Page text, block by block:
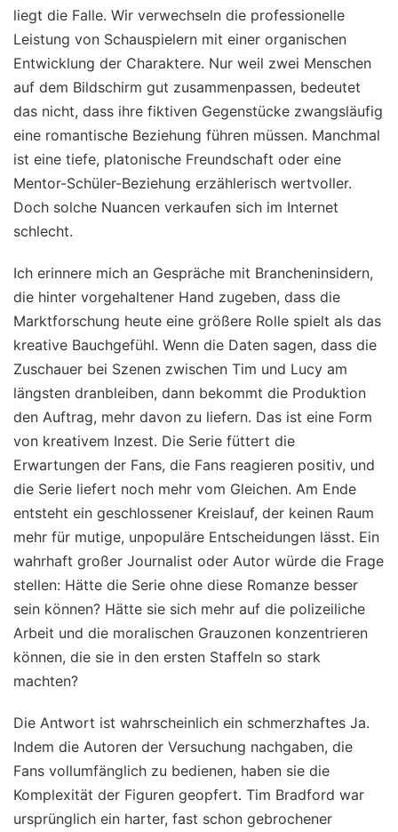
liegt die Falle. Wir verwechseln die professionelle
Leistung von Schauspielern mit einer organischen
Entwicklung der Charaktere. Nur weil zwei Menschen
auf dem Bildschirm gut zusammenpassen, bedeutet
das nicht, dass ihre fiktiven Gegenstücke zwangsläufig
eine romantische Beziehung führen müssen. Manchmal
ist eine tiefe, platonische Freundschaft oder eine
Mentor-Schüler-Beziehung erzählerisch wertvoller.
Doch solche Nuancen verkaufen sich im Internet
schlecht.
Ich erinnere mich an Gespräche mit Brancheninsidern,
die hinter vorgehaltener Hand zugeben, dass die
Marktforschung heute eine größere Rolle spielt als das
kreative Bauchgefühl. Wenn die Daten sagen, dass die
Zuschauer bei Szenen zwischen Tim und Lucy am
längsten dranbleiben, dann bekommt die Produktion
den Auftrag, mehr davon zu liefern. Das ist eine Form
von kreativem Inzest. Die Serie füttert die
Erwartungen der Fans, die Fans reagieren positiv, und
die Serie liefert noch mehr vom Gleichen. Am Ende
entsteht ein geschlossener Kreislauf, der keinen Raum
mehr für mutige, unpopuläre Entscheidungen lässt. Ein
wahrhaft großer Journalist oder Autor würde die Frage
stellen: Hätte die Serie ohne diese Romanze besser
sein können? Hätte sie sich mehr auf die polizeiliche
Arbeit und die moralischen Grauzonen konzentrieren
können, die sie in den ersten Staffeln so stark
machten?
Die Antwort ist wahrscheinlich ein schmerzhaftes Ja.
Indem die Autoren der Versuchung nachgaben, die
Fans vollumfänglich zu bedienen, haben sie die
Komplexität der Figuren geopfert. Tim Bradford war
ursprünglich ein harter, fast schon gebrochener